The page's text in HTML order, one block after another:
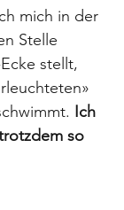
mich in der
Stelle
stellt,
Ich
so